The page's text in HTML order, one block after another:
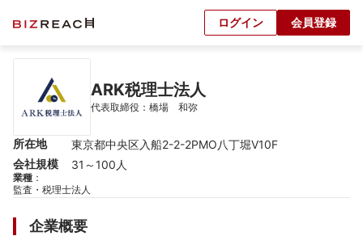
ログイン 会員登録
ARK税理士法人
代表取締役：橋場　和弥
所在地
東京都中央区入船2-2-2PMO八丁堀Ⅴ10F
会社規模
31～100人
業種 ：
監査・税理士法人
企業概要